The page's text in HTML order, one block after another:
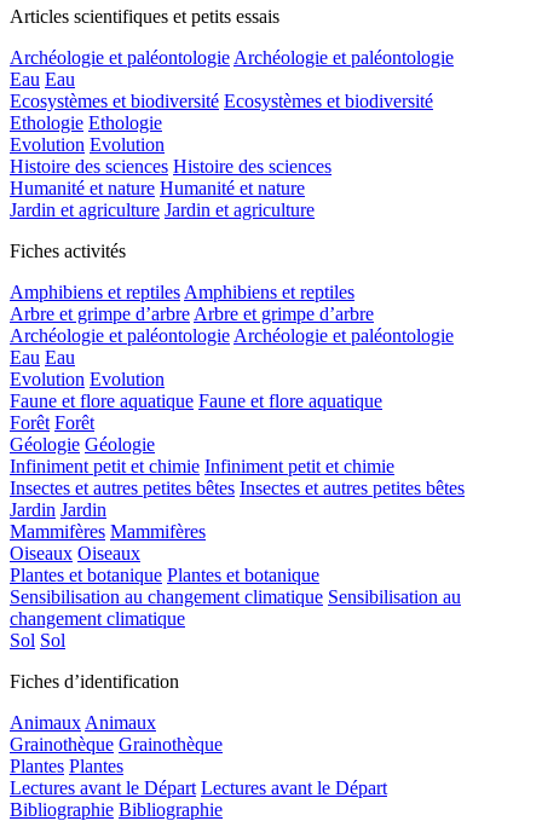
Articles scientifiques et petits essais
Archéologie et paléontologie Archéologie et paléontologie
Eau Eau
Ecosystèmes et biodiversité Ecosystèmes et biodiversité
Ethologie Ethologie
Evolution Evolution
Histoire des sciences Histoire des sciences
Humanité et nature Humanité et nature
Jardin et agriculture Jardin et agriculture
Fiches activités
Amphibiens et reptiles Amphibiens et reptiles
Arbre et grimpe d’arbre Arbre et grimpe d’arbre
Archéologie et paléontologie Archéologie et paléontologie
Eau Eau
Evolution Evolution
Faune et flore aquatique Faune et flore aquatique
Forêt Forêt
Géologie Géologie
Infiniment petit et chimie Infiniment petit et chimie
Insectes et autres petites bêtes Insectes et autres petites bêtes
Jardin Jardin
Mammifères Mammifères
Oiseaux Oiseaux
Plantes et botanique Plantes et botanique
Sensibilisation au changement climatique Sensibilisation au
changement climatique
Sol Sol
Fiches d’identification
Animaux Animaux
Grainothèque Grainothèque
Plantes Plantes
Lectures avant le Départ Lectures avant le Départ
Bibliographie Bibliographie